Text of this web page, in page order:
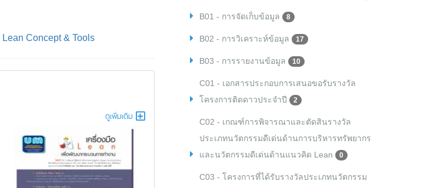
Lean Concept & Tools
ดูเพิ่มเติม
B01 - การจัดเก็บข้อมูล 8
B02 - การวิเคราะห์ข้อมูล 17
B03 - การรายงานข้อมูล 10
C01 - เอกสารประกอบการเสนอขอรับรางวัล
โครงการติดดาวประจำปี
2
C02 - เกณฑ์การพิจารณาและตัดสินรางวัล
ประเภทนวัตกรรมดีเด่นด้านการบริหารทรัพยากร
และนวัตกรรมดีเด่นด้านแนวคิด Lean
0
C03 - โครงการที่ได้รับรางวัลประเภทนวัตกรรม